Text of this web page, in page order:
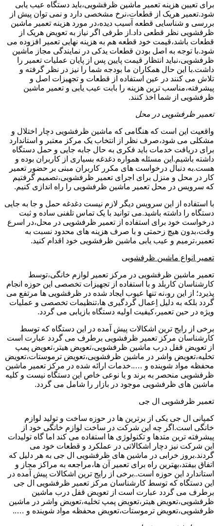
برای تعیین هزینه تعمیر ماشین ظرفشویی،باید دستگاه عیب یابی
شود.تعمیر هریک از قطعات،نرخ مشخصی دارد و نمی توان پیش از
بررسی و شناسایی قطعه آسیب دیده،در مورد هزینه تعمیر ماشین
ظرفشویی نظر قطعی داد.از طرفی اگر نیاز به تعویض هریک از
قطعات باشد،قیمت خود قطعه هم به هزینه نهایی تعمیر افزوده می
شود.با توجه به اصل بودن قطعات یدکی در نمایندگی مجاز ماشین
ظرفشویی،نباید انتظار قیمت پایین پس از پایان عملیات تعمیر را
داشت.با این حال همکاران ما بودجه شما را نیز در نظر گرفته و
تلاش می کنند در عین استفاده از قطعات و تجهیزات اصل و
پیشرفته،مناسب ترین هزینه را بابت عیب یابی و تعمیر ماشین
ظرفشویی از شما اخذ کنند.
تعمیر ظرفشویی در محل
واقعیت این است که هنگامی که ماشین ظرفشویی دچار اختلال و
مشکلی می شود،صرف نظر از انتخاب یک مرکز معتبر و استاندارد
برای دریافت خدمات باید فکری به حال جابه جایی و حمل دستگاه
داشته باشیم.این مسئله همواره دغدغه بسیاری از کاربران بوده و
هست.به دنبال درخواست های مکرر کاربران مبنی بر حضور تعمیر
کار در محل و منزل برای اجرای تعمیر ظرفشویی،تصمیم گرفتیم
که سرویس در محل تعمیر ماشین ظرفشویی را راه اندازی کنیم.
با استفاده از این سرویس دیگر لازم نیست دغدغه حمل و جا به جایی
دستگاه را داشته باشید.می توانید با یک تماس تلفنی ساده و ثبت
درخواست خود برای استفاده از تعمیر ظرفشویی در محل،در اسرع
وقت،بدون هیچ زحمتی و با صرف هزینه های محدود نسبت به
تعمیر،ترمیم و عیب یابی ماشین ظرفشویی خود اقدام کنید.
تعمیر انواع ماشین ظرفشویی
تعمیر ماشین ظرفشویی در مرکز تعمیر لوازم خانگی،توسط
کارشناسان کاربلد و با استفاده از تجهیزات تخصصی این حوزه انجام
پذیرد؛ از این رو،نه تنها عیوب ایجاد شده در ظرفشویی ها مرتفع می
گردد بلکه به دلیل اِعمال گردگیری ها،تنظیمات تخصصی و عملیات
ویژه در حین تعمیر،کیفیت اولیه دستگاه بازیابی می گردد.
برخی از رایج ترین اشکالات پیش آمده در این دستگاه که توسط
کارشناسان مرکز تعمیر ظرفشویی برطرف می گردد عبارت است
از تعویض قفل درب ماشین ظرفشویی،تعویض هیتر،تعویض پمپ
تخلیه،تعویض واشر در ماشین ظرفشویی،تعویض ترموستات،تعویض
محفظه مواد شوینده و …..خدمات ارائه شده در مرکز تعمیر ماشین
ظرفشویی منحصر به برند و یا نوعی خاص این دستگاه نیست و کلیه
ماشین های ظرفشویی موجود در بازار را شامل می گردد.
تعمیر ظرفشویی ال جی
کمپانی ال جی یکی از برترین ها در حوزه ساخت و تولید لوازم
خانگی است.اگر چه این شرکت در ساخت لوازم خانگی خود از
پیشرفته ترین متدها و تکنولوژی ها استفاده می کند اما گاه تولیدات
این شرکت نیز دچار اشکالاتی در عملکرد و قطعات خود می
گردند.بروز خرابی در ماشین های ظرفشویی ال جی به هر دلیل که
اتفاق بیفتد،بهترین راه برای تعمیر آن ها،مراجعه به مراکز مجاز و
استاندارد این حوزه است..برخی از رایج ترین اشکالات پیش آمده در
این دستگاه که توسط کارشناسان مرکز تعمیر ظرفشویی ال جی
برطرف می گردد عبارت است از تعویض قفل درب ماشین
ظرفشویی،تعویض هیتر،تعویض پمپ تخلیه،تعویض واشر در ماشین
ظرفشویی،تعویض ترموستات،تعویض محفظه مواد شوینده و …..